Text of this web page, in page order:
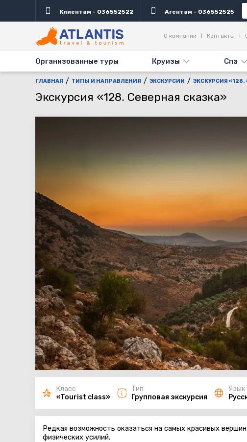
Клиентам - 036552522 Агентам - 036552525
Организованные туры Круизы Спа
О компании Контакты
ГЛАВНАЯ ТИПЫ И НАПРАВЛЕНИЯ ЭКСКУРСИИ ЭКСКУРСИЯ
Экскурсия «128. Северная сказка»
Класс
«Tourist class»
Тип
Групповая экскурсия
Язык
Редкая возможность оказаться на самых красивых
физических усилий.
Описание Важно Дни выезда Акция